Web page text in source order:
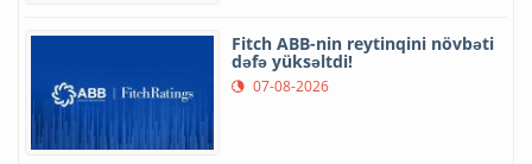
Fitch ABB-nin reytinqini növbəti
dəfə yüksəltdi!
07-08-2026